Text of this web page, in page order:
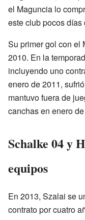
el Maguncia lo
este club pocos días
Su primer gol con el
2010. En la
incluyendo uno
enero de 2011,
mantuvo fuera de
canchas en enero
Schalke 04 y
equipos
En 2013, Szalai se
contrato por cuatro